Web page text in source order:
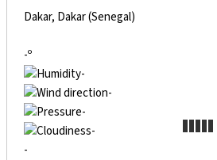
Dakar, Dakar (Senegal)
-º
-
-
-
-
-